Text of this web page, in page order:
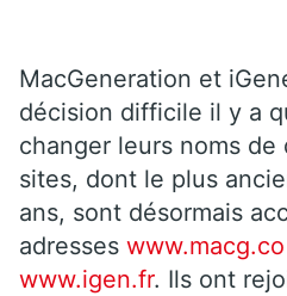
MacGeneration et
décision difficile il y a
changer leurs noms de
sites, dont le plus
ans, sont désormais
adresses www.macg.co
www.igen.fr. Ils ont